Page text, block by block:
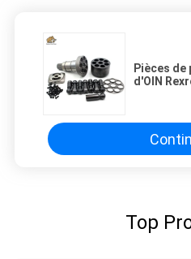
Pièces de
d'OIN
Top